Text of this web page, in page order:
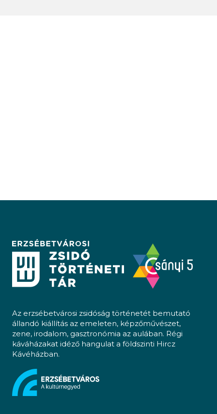
Az erzsébetvárosi zsidóság történetét bemutató
állandó kiállítás az emeleten, képzőművészet,
zene, irodalom, gasztronómia az aulában. Régi
káváházakat idéző hangulat a földszinti Hircz
Kávéházban.